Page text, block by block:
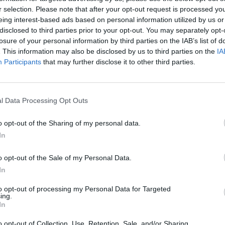
selection. Please note that after your opt-out request is processed
interest-based ads based on personal information utilized by us
to third parties prior to your opt-out. You may separately
of your personal information by third parties on the IAB’s list of
This information may also be disclosed by us to third parties on the
Participants that may further disclose it to other third parties.
Data Processing Opt Outs
opt-out of the Sharing of my personal data.
opt-out of the Sale of my Personal Data.
opt-out of processing my Personal Data for Targeted
opt-out of Collection, Use, Retention, Sale, and/or Sharing
διάθεση του Μακελελέ για το ματς
Παναιτωλικός-Αστέρας...
TitormosNet Team
Αστέρα που προς ώρας μαζεύει
βαθμούς μόνο… εκτός
αγωνιστική της Super League, σε ένα ματς που